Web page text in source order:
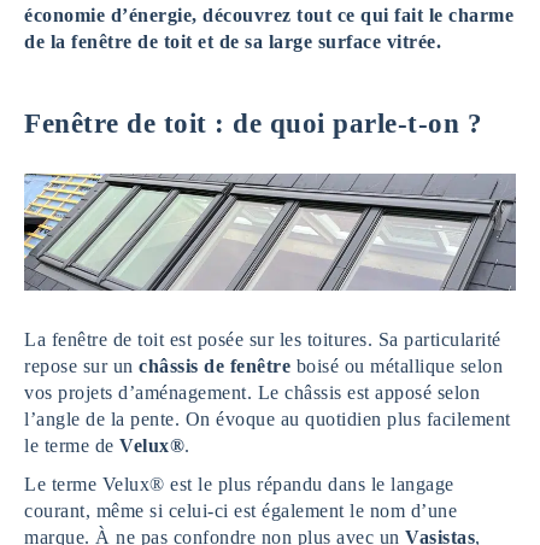
économie d’énergie, découvrez tout ce qui fait le charme
de la fenêtre de toit et de sa large surface vitrée.
Fenêtre de toit : de quoi parle-t-on ?
La fenêtre de toit est posée sur les toitures. Sa particularité
repose sur un châssis de fenêtre boisé ou métallique selon
vos projets d’aménagement. Le châssis est apposé selon
l’angle de la pente. On évoque au quotidien plus facilement
le terme de Velux®.
Le terme Velux® est le plus répandu dans le langage
courant, même si celui-ci est également le nom d’une
marque. À ne pas confondre non plus avec un Vasistas,